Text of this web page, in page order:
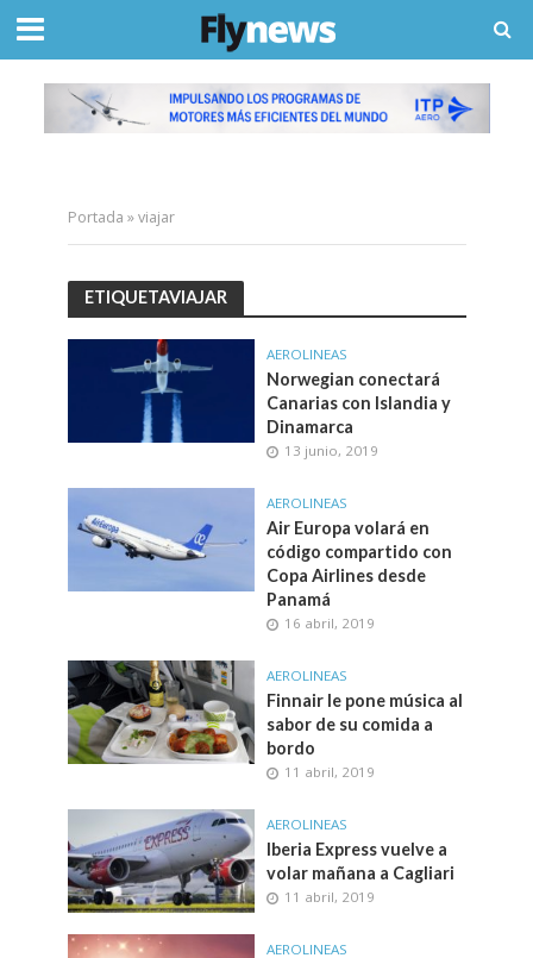
Portada »viajar
ETIQUETAVIAJAR
AEROLINEAS
Norwegian conectará
Canarias con Islandia y
Dinamarca
13 junio, 2019
AEROLINEAS
Air Europa volará en
código compartido con
Copa Airlines desde
Panamá
16 abril, 2019
AEROLINEAS
Finnair le pone música al
sabor de su comida a
bordo
11 abril, 2019
AEROLINEAS
Iberia Express vuelve a
volar mañana a Cagliari
11 abril, 2019
AEROLINEAS